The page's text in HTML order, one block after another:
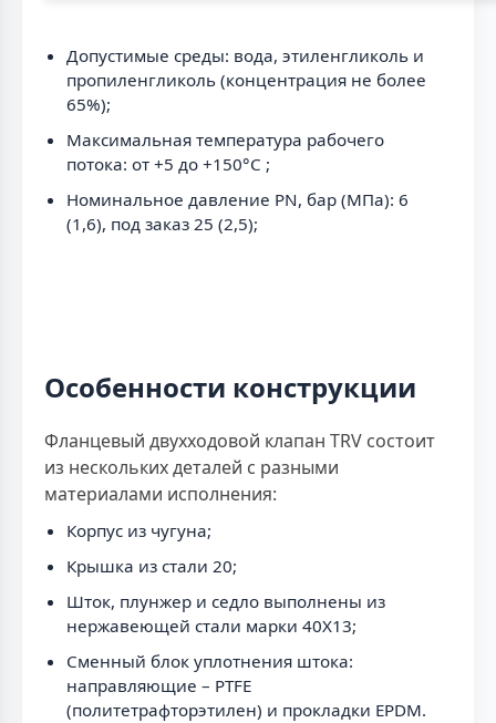
Допустимые среды: вода, этиленгликоль и
пропиленгликоль (концентрация не более
65%);
Максимальная температура рабочего
потока: от +5 до +150°С ;
Номинальное давление PN, бар (МПа): 6
(1,6), под заказ 25 (2,5);
Особенности конструкции
Фланцевый двухходовой клапан TRV состоит
из нескольких деталей с разными
материалами исполнения:
Корпус из чугуна;
Крышка из стали 20;
Шток, плунжер и седло выполнены из
нержавеющей стали марки 40Х13;
Сменный блок уплотнения штока:
направляющие – PTFE
(политетрафторэтилен) и прокладки EPDM.